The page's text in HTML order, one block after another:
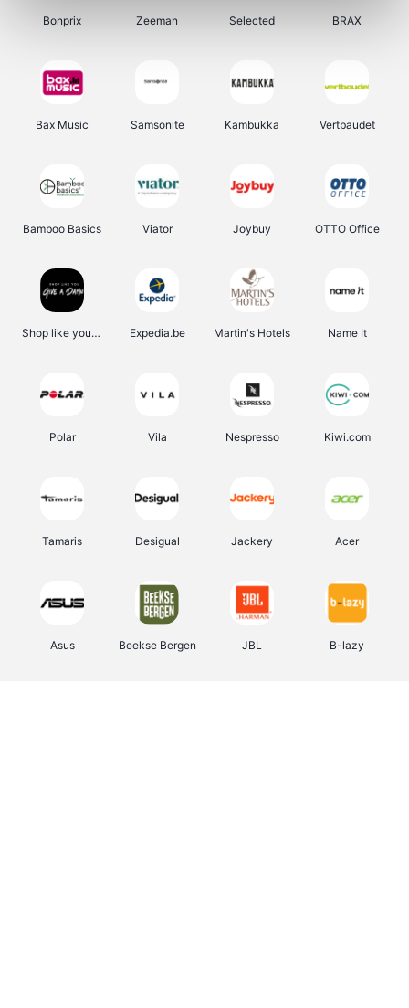
Bonprix Zeeman Selected BRAX
Bax Music Samsonite Kambukka Vertbaudet
Bamboo Basics Viator Joybuy OTTO Office
Shop like you Give A Damn Expedia.be Martin's Hotels Name It
Polar Vila Nespresso Kiwi.com
Tamaris Desigual Jackery Acer
Asus Beekse Bergen JBL B-lazy